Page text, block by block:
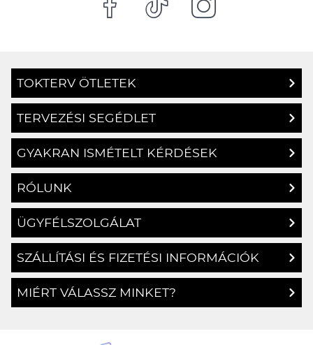
TOKTERV ÖTLETEK
TERVEZÉSI SEGÉDLET
GYAKRAN ISMÉTELT KÉRDÉSEK
RÓLUNK
ÜGYFÉLSZOLGÁLAT
SZÁLLÍTÁSI ÉS FIZETÉSI INFORMÁCIÓK
MIÉRT VÁLASSZ MINKET?